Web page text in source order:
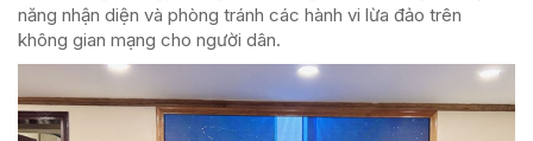
năng nhận diện và phòng tránh các hành vi lừa đảo trên
không gian mạng cho người dân.